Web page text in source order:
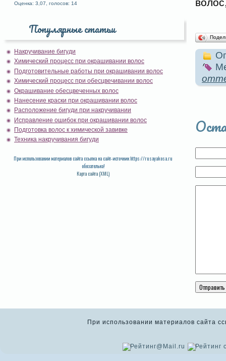
Оценка: 3,07, голосов: 14
Популярные статьи
Накручивание бигуди
Химический процесс при окрашивании волос
Подготовительные работы при окрашивании волос
Химический процесс при обесцвечивании волос
Окрашивание обесцвеченных волос
Нанесение краски при окрашивании волос
Расположение бигуди при накручивании
Исправление ошибок при окрашивании волос
Подготовка волос к химической завивке
Техника накручивания бигуди
При использовании материалов сайта ссылка на сайт-источник https://rusayakosa.ru
обязательна!
Карта сайта (XML)
При использовании материалов сайта